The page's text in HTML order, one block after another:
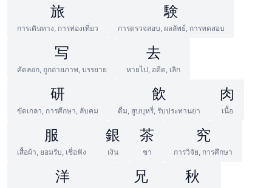
旅
การเดินทาง, การท่องเที่ยว
験
การตรวจสอบ, ผลลัพธ์, การทดสอบ
写
คัดลอก, ถูกถ่ายภาพ, บรรยาย
去
หายไป, อดีต, เลิก
研
ขัดเกลา, การศึกษา, ลับคม
飲
ดื่ม, สูบบุหรี่, รับประทานยา
肉
เนื้อ
服
เสื้อผ้า, ยอมรับ, เชื่อฟัง
銀
เงิน
茶
ชา
究
การวิจัย, การศึกษา
洋 兄 秋